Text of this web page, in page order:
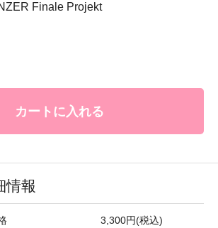
Finale Projekt
カートに入れる
情報
3,300円(税込)